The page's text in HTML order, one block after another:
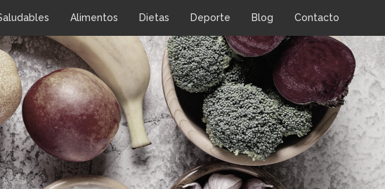
Alimentos Dietas Deporte Blog Contacto